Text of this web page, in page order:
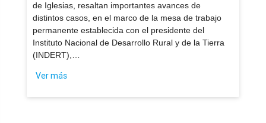
de Iglesias, resaltan importantes avances de
distintos casos, en el marco de la mesa de trabajo
permanente establecida con el presidente del
Instituto Nacional de Desarrollo Rural y de la Tierra
(INDERT),…
Ver más